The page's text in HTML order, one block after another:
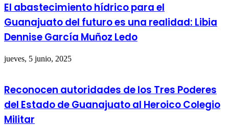
El abastecimiento hídrico para el
Guanajuato del futuro es una realidad: Libia
Dennise García Muñoz Ledo
jueves, 5 junio, 2025
Reconocen autoridades de los Tres Poderes
del Estado de Guanajuato al Heroico Colegio
Militar